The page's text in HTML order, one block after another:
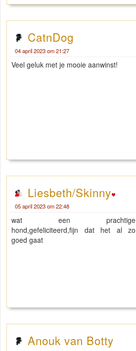
CatnDog
04 april 2023 om 21:27
Veel geluk met je mooie aanwinst!
Liesbeth/Skinny
05 april 2023 om 22:48
wat een prachtige
hond,gefeliciteerd,fijn dat het al zo
goed gaat
Anouk van Botty